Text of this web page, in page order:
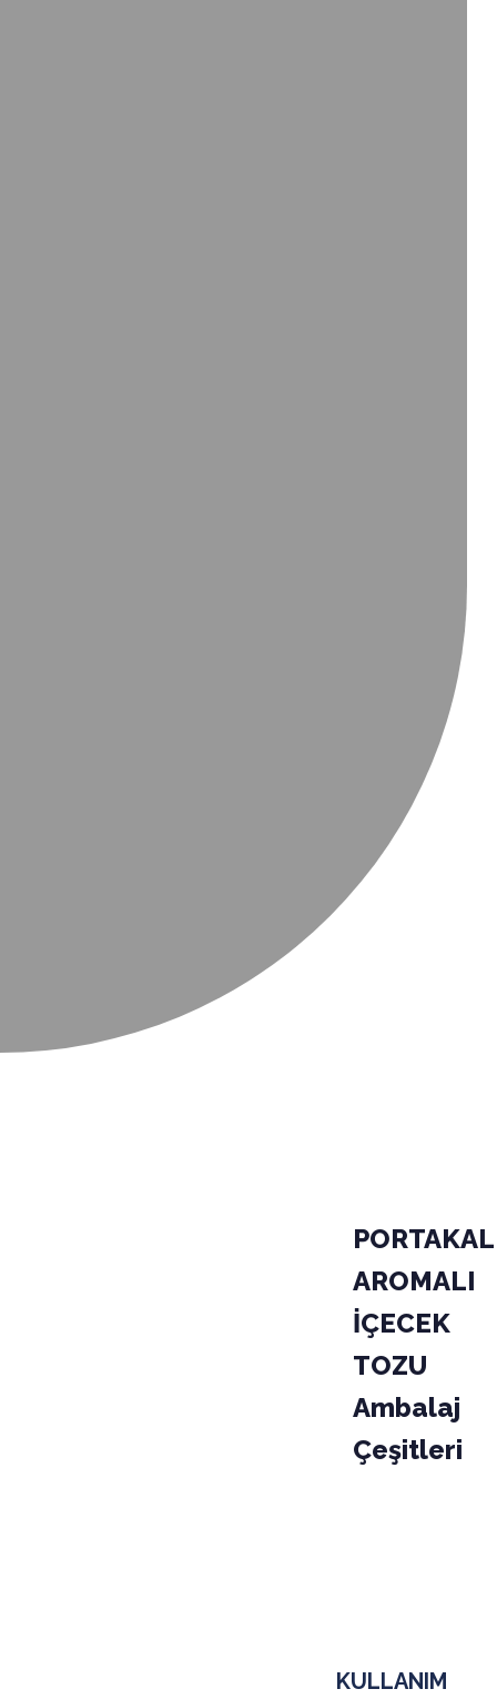
PORTAKAL
AROMALI
İÇECEK
TOZU
Ambalaj
Çeşitleri
KULLANIM